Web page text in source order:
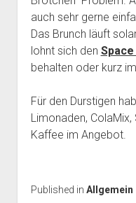
auch sehr gerne
Das Brunch läuft
lohnt sich den
behalten oder kurz im
Für den Durstigen
Limonaden,
Kaffee im Angebot.
Published in Allgemein